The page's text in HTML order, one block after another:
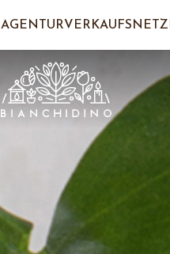
AGENTURVERKAUFSNETZ